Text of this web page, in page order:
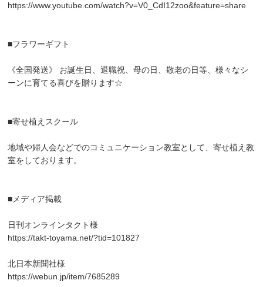
https://www.youtube.com/watch?v=V0_CdI12zoo&feature=share
■フラワーギフト
《全国発送》 お誕生日、退職祝、母の日、敬老の日等、様々なシ
ーンに育てる喜びを贈ります☆
■寄せ植えスクール
地域や婦人会などでのコミュニケーション教室として、寄せ植え教
室をしております。
■メディア掲載
日刊オンラインタクト様
https://takt-toyama.net/?tid=101827
北日本新聞社様
https://webun.jp/item/7685289